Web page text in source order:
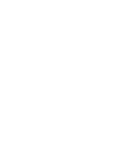
fırsatları ile her şey ayağına gelsin.